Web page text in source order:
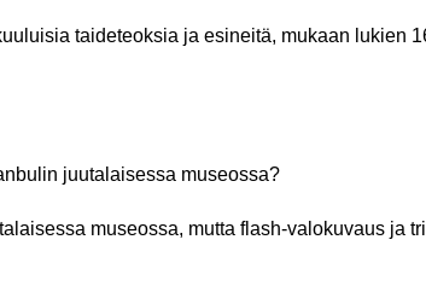
taideteoksia ja esineitä, mukaan lukien
juutalaisessa museossa?
museossa, mutta flash-valokuvaus ja